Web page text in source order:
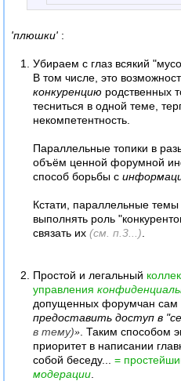
По факту, эта настройка
форума
Здесь же отмечу, что эта
полезной: она аналогична
показывать тему в подразделе
'плюшки' :
Убираем с глаз всякий
В том числе, это
конкуренцию родственных
тесниться в одной теме,
некомпетентность.
Параллельные топики в
объём ценной форумной
способ борьбы с
Кстати, параллельные темы
выполнять роль
связать их(см. п.3...)
Простой и легальный
управления
допущенных форумчан
предоставить доступ в
в тему)» . Таким способом
приоритет в написании
собой беседу...=
модерации